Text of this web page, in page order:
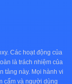
Các hoạt động của
là trách nhiệm của
tảng này. Mọi hành vi
cấm và người dùng